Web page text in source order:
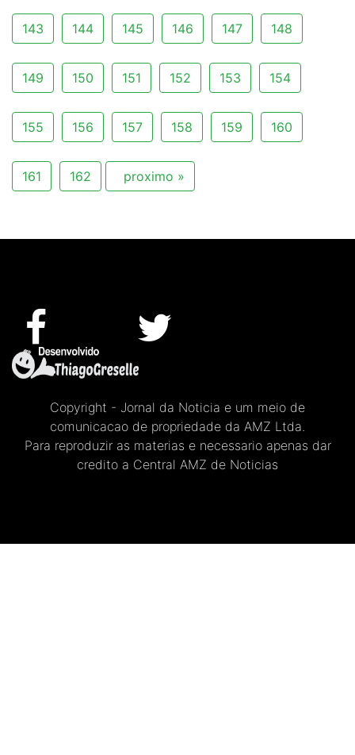
143 144 145 146 147 148
149 150 151 152 153 154
155 156 157 158 159 160
161 162 proximo »
Copyright - Jornal da Noticia e um meio de
comunicacao de propriedade da AMZ Ltda.
Para reproduzir as materias e necessario apenas dar
credito a Central AMZ de Noticias